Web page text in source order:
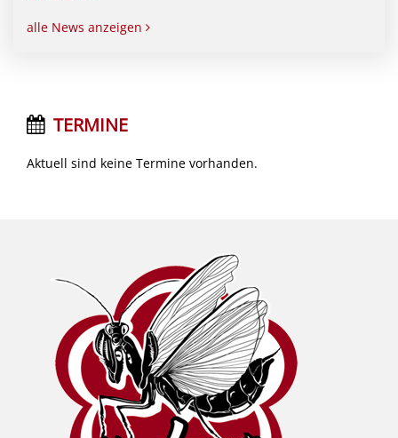
alle News anzeigen
TERMINE
Aktuell sind keine Termine vorhanden.